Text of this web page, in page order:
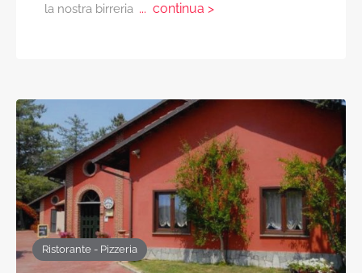
la nostra birreria... continua >
Ristorante - Pizzeria